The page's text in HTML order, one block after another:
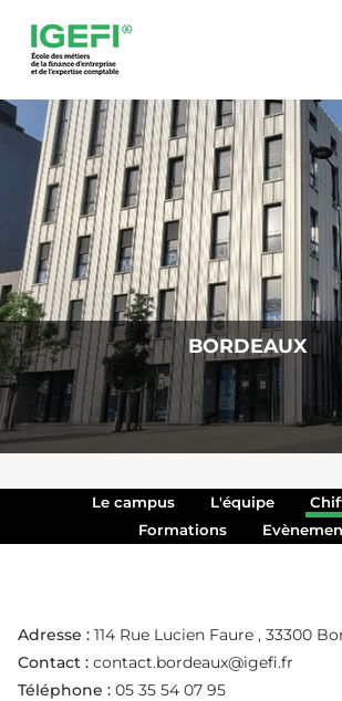
BORDEAUX
Le campus L'équipe
Formations
Adresse : 114 Rue Lucien Faure , 33300
Contact : contact.bordeaux@igefi.fr
Téléphone : 05 35 54 07 95